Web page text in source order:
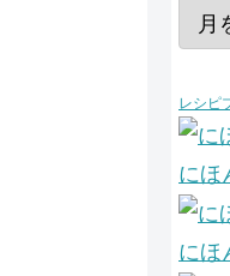
レシピ
にほ
にほ